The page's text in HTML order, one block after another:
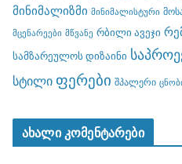
მინიმალიზმი მინიმალისტური
მცენარეები მწვანე რბილი ავეჯი
სამზარეულოს დიზაინი
სტილი ფერები შპალერი
ახალი კომენტარები